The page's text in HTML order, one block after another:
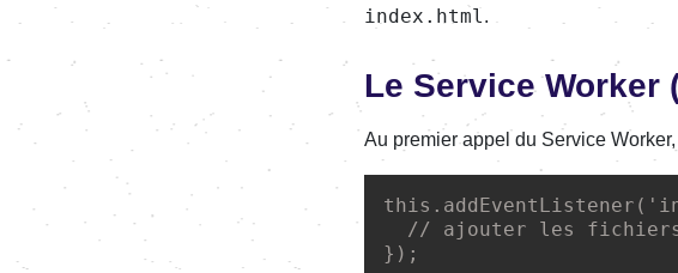
index.html .
Le Service Worker
Au premier appel du Service
this . addEventListener ( '
// ajouter les fichiers
});